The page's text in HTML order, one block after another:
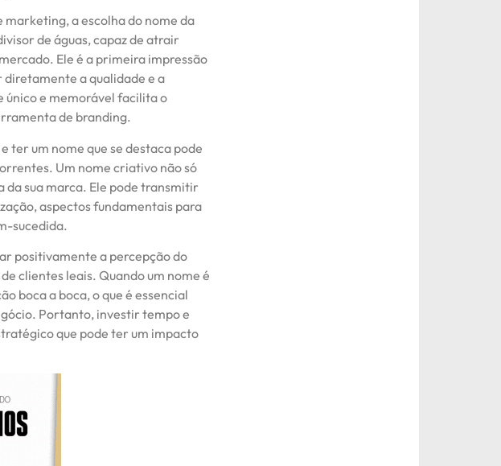
marketing, a escolha do nome da
de águas, capaz de atrair
Ele é a primeira impressão
diretamente a qualidade e a
único e memorável facilita o
de branding.
ter um nome que se destaca pode
Um nome criativo não só
da sua marca. Ele pode transmitir
aspectos fundamentais para
sucedida.
positivamente a percepção do
clientes leais. Quando um nome é
boca a boca, o que é essencial
Portanto, investir tempo e
que pode ter um impacto